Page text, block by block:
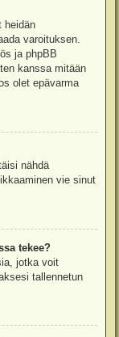
heidän
varoituksen.
ja phpBB
kanssa mitään
olet epävarma
nähdä
vie sinut
tekee?
jotka voit
tallennetun